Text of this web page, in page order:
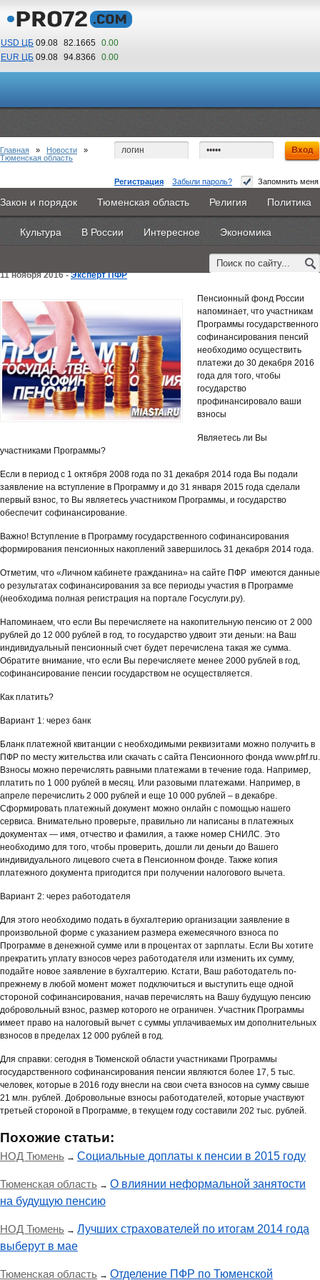
USD ЦБ 09.08 82.1665 0.00
EUR ЦБ 09.08 94.8366 0.00
15 56
По Гринвичу (GMT +5)
Регистрация Забыли пароль? Запомнить меня
Главная Новости Объявления КНИГИ ВестиNet
Каталоги 9PS Прочее
Закон и порядок Тюменская область Религия Политика
Культура В России Интересное Экономика
Главная » Новости »
Тюменская область
Участникам Программы государственного
софинансирования пенсий необходимо
осуществить платежи до 30 декабря 2016 года
11 ноября 2016 -Эксперт ПФР
Пенсионный фонд России
напоминает, что участникам
Программы государственного
софинансирования пенсий
необходимо осуществить
платежи до 30 декабря 2016
года для того, чтобы
государство
профинансировало ваши
взносы
Являетесь ли Вы
участниками Программы?
Если в период с 1 октября 2008 года по 31 декабря 2014 года Вы подали
заявление на вступление в Программу и до 31 января 2015 года сделали
первый взнос, то Вы являетесь участником Программы, и государство
обеспечит софинансирование.
Важно! Вступление в Программу государственного софинансирования
формирования пенсионных накоплений завершилось 31 декабря 2014 года.
Отметим, что «Личном кабинете гражданина» на сайте ПФР имеются данные
о результатах софинансирования за все периоды участия в Программе
(необходима полная регистрация на портале Госуслуги.ру).
Напоминаем, что если Вы перечисляете на накопительную пенсию от 2 000
рублей до 12 000 рублей в год, то государство удвоит эти деньги: на Ваш
индивидуальный пенсионный счет будет перечислена такая же сумма.
Обратите внимание, что если Вы перечисляете менее 2000 рублей в год,
софинансирование пенсии государством не осуществляется.
Как платить?
Вариант 1: через банк
Бланк платежной квитанции с необходимыми реквизитами можно получить в
ПФР по месту жительства или скачать с сайта Пенсионного фонда www.pfrf.ru.
Взносы можно перечислять равными платежами в течение года. Например,
платить по 1 000 рублей в месяц. Или разовыми платежами. Например, в
апреле перечислить 2 000 рублей и еще 10 000 рублей – в декабре.
Сформировать платежный документ можно онлайн с помощью нашего
сервиса. Внимательно проверьте, правильно ли написаны в платежных
документах — имя, отчество и фамилия, а также номер СНИЛС. Это
необходимо для того, чтобы проверить, дошли ли деньги до Вашего
индивидуального лицевого счета в Пенсионном фонде. Также копия
платежного документа пригодится при получении налогового вычета.
Вариант 2: через работодателя
Для этого необходимо подать в бухгалтерию организации заявление в
произвольной форме с указанием размера ежемесячного взноса по
Программе в денежной сумме или в процентах от зарплаты. Если Вы хотите
прекратить уплату взносов через работодателя или изменить их сумму,
подайте новое заявление в бухгалтерию. Кстати, Ваш работодатель по-
прежнему в любой момент может подключиться и выступить еще одной
стороной софинансирования, начав перечислять на Вашу будущую пенсию
добровольный взнос, размер которого не ограничен. Участник Программы
имеет право на налоговый вычет с суммы уплачиваемых им дополнительных
взносов в пределах 12 000 рублей в год.
Для справки: сегодня в Тюменской области участниками Программы
государственного софинансирования пенсии являются более 17, 5 тыс.
человек, которые в 2016 году внесли на свои счета взносов на сумму свыше
21 млн. рублей. Добровольные взносы работодателей, которые участвуют
третьей стороной в Программе, в текущем году составили 202 тыс. рублей.
Похожие статьи:
НОД Тюмень → Социальные доплаты к пенсии в 2015 году
Тюменская область → О влиянии неформальной занятости
на будущую пенсию
НОД Тюмень → Лучших страхователей по итогам 2014 года
выберут в мае
Тюменская область → Отделение ПФР по Тюменской